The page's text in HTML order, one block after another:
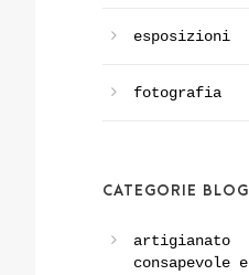
esposizioni
fotografia
CATEGORIE BLOG
artigianato
consapevole e